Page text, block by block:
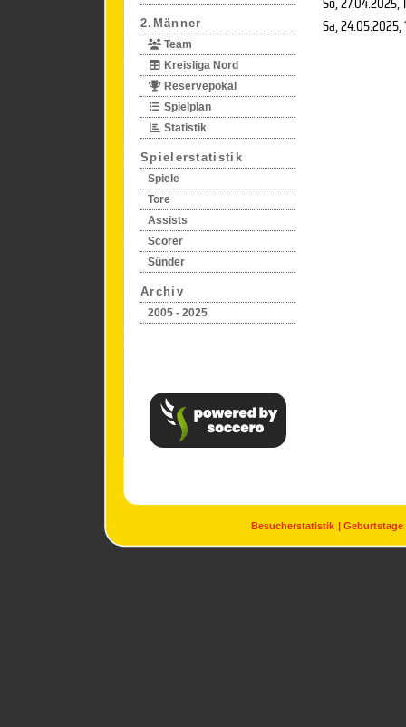
2.Männer
Team
Kreisliga Nord
Reservepokal
Spielplan
Statistik
Spielerstatistik
Spiele
Tore
Assists
Scorer
Sünder
Archiv
2005 - 2025
Sa, 24.05.2025,
Besucherstatistik Geburtstage